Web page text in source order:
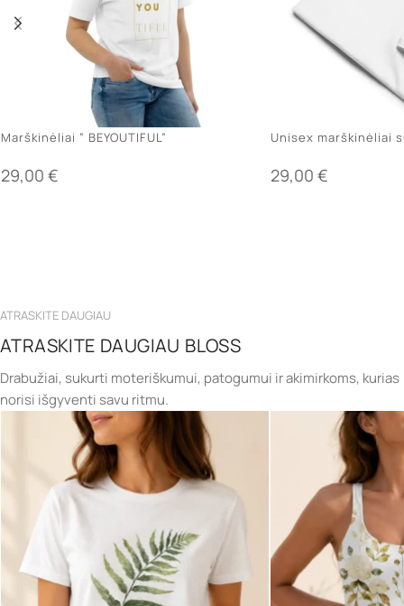
Marškinėliai ” BEYOUTIFUL”
29,00 €
Unisex marškinėliai
29,00 €
ATRASKITE DAUGIAU
ATRASKITE DAUGIAU BLOSS
Drabužiai, sukurti moteriškumui, patogumui ir akimirkoms, kurias
norisi išgyventi savu ritmu.